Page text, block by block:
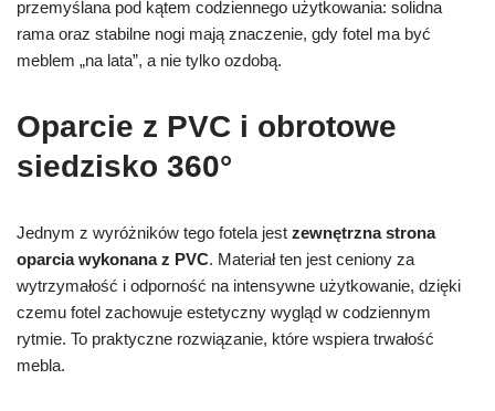
przemyślana pod kątem codziennego użytkowania: solidna
rama oraz stabilne nogi mają znaczenie, gdy fotel ma być
meblem „na lata”, a nie tylko ozdobą.
Oparcie z PVC i obrotowe
siedzisko 360°
Jednym z wyróżników tego fotela jest zewnętrzna strona
oparcia wykonana z PVC. Materiał ten jest ceniony za
wytrzymałość i odporność na intensywne użytkowanie, dzięki
czemu fotel zachowuje estetyczny wygląd w codziennym
rytmie. To praktyczne rozwiązanie, które wspiera trwałość
mebla.